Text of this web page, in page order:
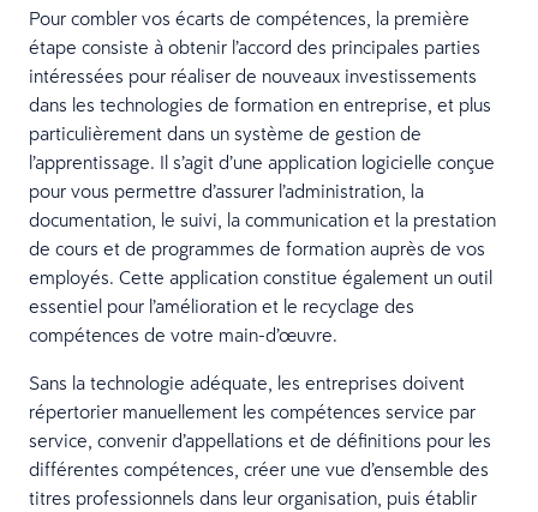
Pour combler vos écarts de compétences, la première
étape consiste à obtenir l’accord des principales parties
intéressées pour réaliser de nouveaux investissements
dans les technologies de formation en entreprise, et plus
particulièrement dans un système de gestion de
l’apprentissage. Il s’agit d’une application logicielle conçue
pour vous permettre d’assurer l’administration, la
documentation, le suivi, la communication et la prestation
de cours et de programmes de formation auprès de vos
employés. Cette application constitue également un outil
essentiel pour l’amélioration et le recyclage des
compétences de votre main-d’œuvre.
Sans la technologie adéquate, les entreprises doivent
répertorier manuellement les compétences service par
service, convenir d’appellations et de définitions pour les
différentes compétences, créer une vue d’ensemble des
titres professionnels dans leur organisation, puis établir